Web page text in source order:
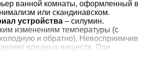
ванной комнаты, оформленный в
или скандинавском.
устройства – силумин.
изменениям температуры (с
и обратно). Невосприимчив
вредных веществ. При